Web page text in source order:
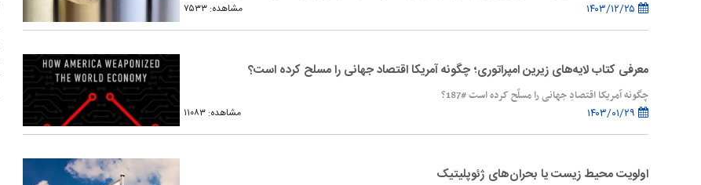
مشاهده: ۷۵۳۳
معرفی کتاب لایه‌های زیرین امپراتوری؛ چگونه آمریکا اقتصاد جهانی را مسلح کرده است؟
چگونه آمریکا اقتصادِ جهانی را مسلّح کرده است #187؟
مشاهده: ۱۱۰۸۳
اولویت محیط زیست یا بحران‌های ژئوپلیتیک